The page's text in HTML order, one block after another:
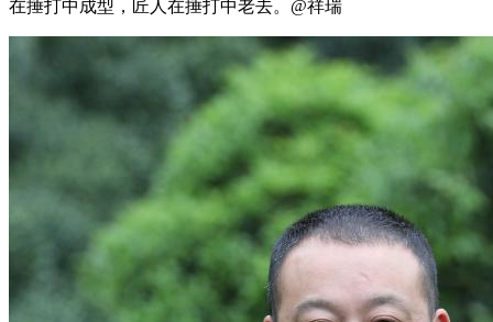
在捶打中成型，匠人在捶打中老去。@祥瑞